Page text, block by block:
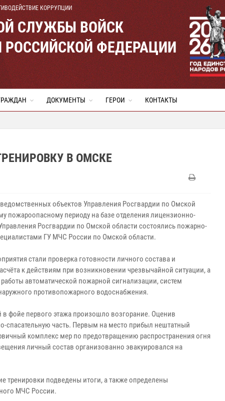
КОРРУПЦИИ
СЛУЖБЫ ВОЙСК
ФЕДЕРАЦИИ
ДОКУМЕНТЫ ГЕРОИ КОНТАКТЫ
В ОМСКЕ
объектов Управления Росгвардии по Омской
пожароопасному периоду на базе отделения лицензионно-
Росгвардии по Омской области состоялись пожарно-
ГУ МЧС России по Омской области.
стали проверка готовности личного состава и
к действиям при возникновении чрезвычайной ситуации, а
автоматической пожарной сигнализации, систем
противопожарного водоснабжения.
в фойе первого этажа произошло возгорание. Оценив
часть. Первым на место прибыл нештатный
комплекс мер по предотвращению распространения огня
личный состав организованно эвакуировался на
подведены итоги, а также определены
МЧС России.